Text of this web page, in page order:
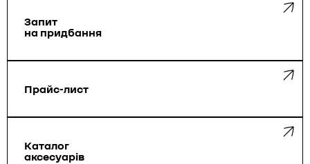
Запит
на придбання
Прайс-лист
Каталог
аксесуарів